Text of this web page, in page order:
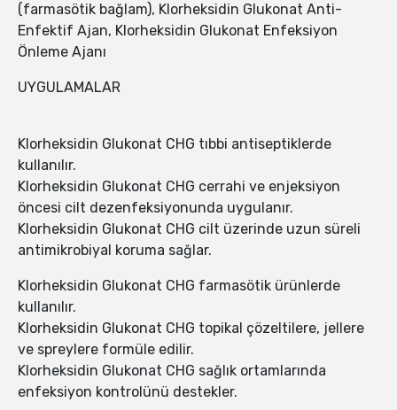
(farmasötik bağlam), Klorheksidin Glukonat Anti-
Enfektif Ajan, Klorheksidin Glukonat Enfeksiyon
Önleme Ajanı
UYGULAMALAR
Klorheksidin Glukonat CHG tıbbi antiseptiklerde
kullanılır.
Klorheksidin Glukonat CHG cerrahi ve enjeksiyon
öncesi cilt dezenfeksiyonunda uygulanır.
Klorheksidin Glukonat CHG cilt üzerinde uzun süreli
antimikrobiyal koruma sağlar.
Klorheksidin Glukonat CHG farmasötik ürünlerde
kullanılır.
Klorheksidin Glukonat CHG topikal çözeltilere, jellere
ve spreylere formüle edilir.
Klorheksidin Glukonat CHG sağlık ortamlarında
enfeksiyon kontrolünü destekler.